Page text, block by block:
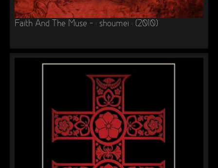
Faith And The Muse – : shoumei : (2010)